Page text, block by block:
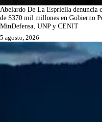
Abelardo De La Espriella denuncia
de $370 mil millones en Gobierno
MinDefensa, UNP y CENIT
5 agosto, 2026